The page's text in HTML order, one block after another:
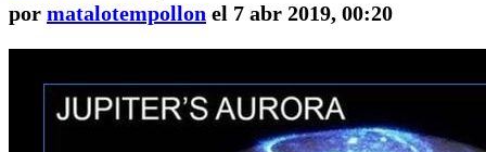
por matalotempollon el 7 abr 2019, 00:20